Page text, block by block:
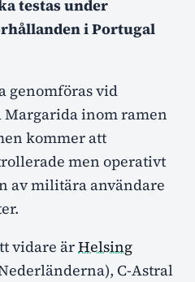
testas under
i Portugal
genomföras vid
Margarida inom ramen
kommer att
men operativt
av militära användare
vidare ärHelsing
C-Astral